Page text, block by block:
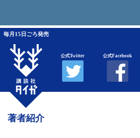
毎月15日ごろ発売
公式Twitter 公式Facebook
著者紹介